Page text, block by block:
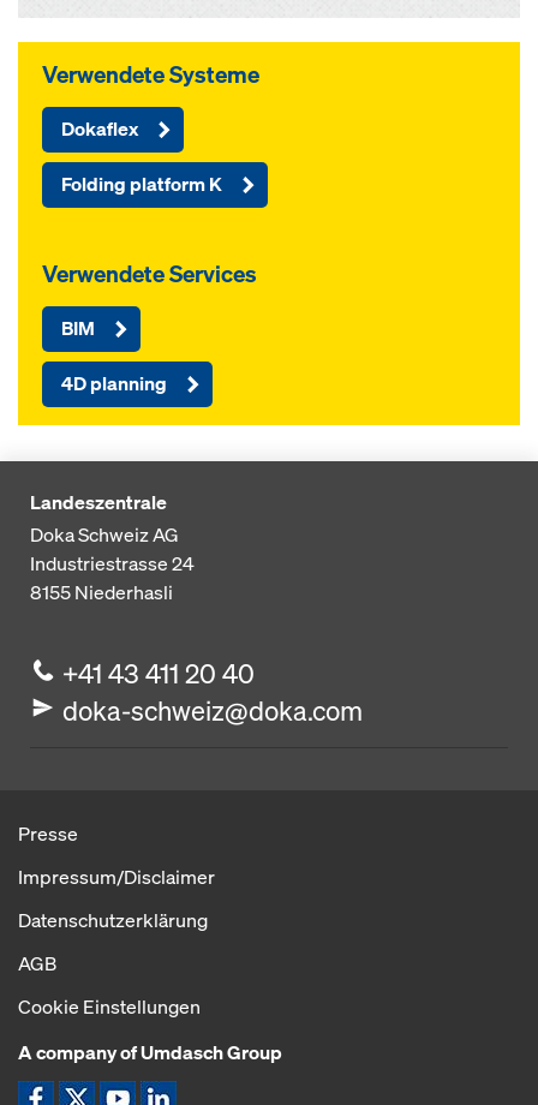
Verwendete Systeme
Dokaflex
Folding platform K
Verwendete Services
BIM
4D planning
Landeszentrale
Doka Schweiz AG
Industriestrasse 24
8155Niederhasli
+41 43 411 20 40
doka-schweiz@doka.com
Presse
Impressum/Disclaimer
Datenschutzerklärung
AGB
Cookie Einstellungen
A company of Umdasch Group